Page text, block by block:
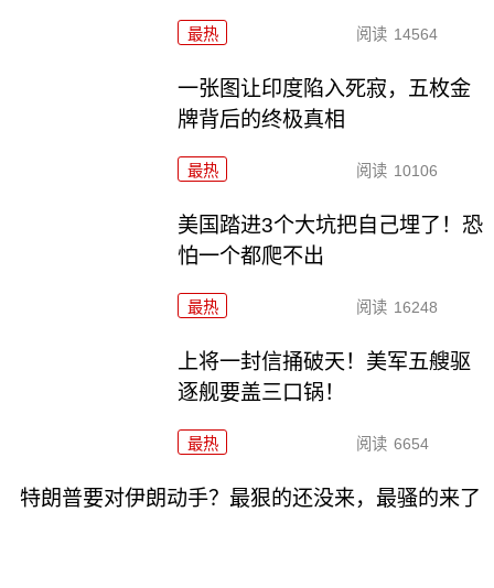
最热 阅读 14564
一张图让印度陷入死寂，五枚金
牌背后的终极真相
最热 阅读 10106
美国踏进3个大坑把自己埋了！恐
怕一个都爬不出
最热 阅读 16248
上将一封信捅破天！美军五艘驱
逐舰要盖三口锅！
最热 阅读 6654
特朗普要对伊朗动手？最狠的还没来，最骚的来了